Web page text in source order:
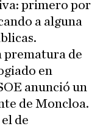
primero por
a alguna
prematura de
en
anunció un
de Moncloa.
de